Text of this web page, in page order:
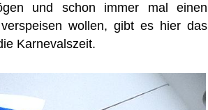
und schon immer mal einen
wollen, gibt es hier das
Karnevalszeit.